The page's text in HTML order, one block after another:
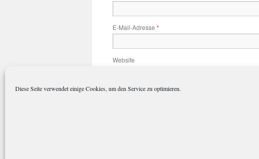
Diese Seite verwendet einige Cookies, um den Service zu optimieren.
E-Mail-Adresse *
Website
Name, E-Mail-Adresse und Website in diesem